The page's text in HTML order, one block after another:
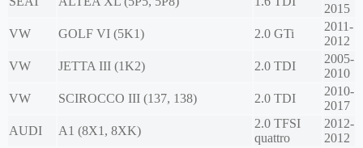
2015
VW
GOLF VI (5K1) 2.0 GTi
2011-
2012
VW
JETTA III (1K2) 2.0 TDI
2005-
2010
VW
SCIROCCO III (137, 138) 2.0 TDI
2010-
2017
AUDI
A1 (8X1, 8XK)
2.0 TFSI
quattro
2012-
2012